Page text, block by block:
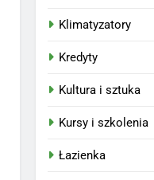
Klimatyzatory
Kredyty
Kultura i sztuka
Kursy i szkolenia
Łazienka